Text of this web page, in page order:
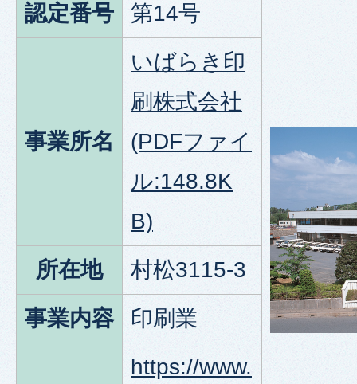
認定番号
第14号
事業所名
いばらき印
刷株式会社
(PDFファイ
ル:148.8K
B)
所在地
村松3115-3
事業内容
印刷業
https://www.